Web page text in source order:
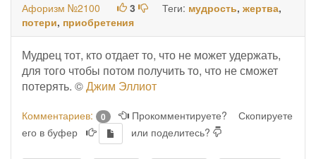
Афоризм №2100 3 Теги: мудрость, жертва,
потери, приобретения
Мудрец тот, кто отдает то, что не может удержать,
для того чтобы потом получить то, что не сможет
потерять. ©Джим Эллиот
Комментариев: 0 Прокомментируете?
Скопируете
его в буфер
или поделитесь?